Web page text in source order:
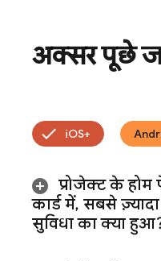
अक्सर पूछे
iOS+
प्रोजेक्ट के
कार्ड में, सबसे
सुविधा का क्या